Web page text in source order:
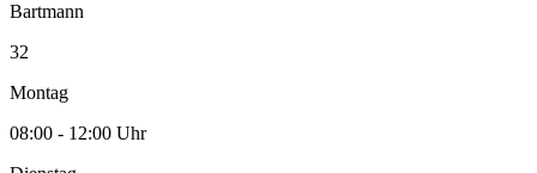
Bartmann
32
Montag
08:00 - 12:00 Uhr